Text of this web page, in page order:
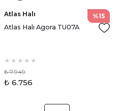
%15
Atlas Halı
Atlas Halı Agora TU07A
₺ 7.949
₺ 6.756